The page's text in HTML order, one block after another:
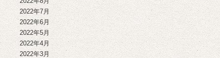
2022年7月
2022年6月
2022年5月
2022年4月
2022年3月